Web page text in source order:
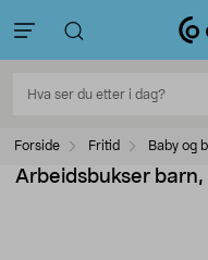
Forside Fritid Baby og
Arbeidsbukser barn,